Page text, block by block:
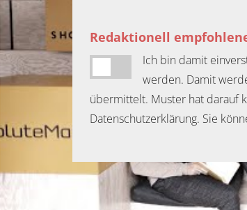
Redaktionell
Ich bin damit
werden. Damit
übermittelt. Muster hat darauf
Datenschutzerklärung. Sie